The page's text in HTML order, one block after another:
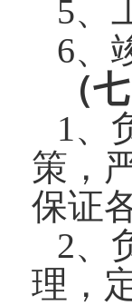
5、
6、
（
1、
策，
保证
2、
理，